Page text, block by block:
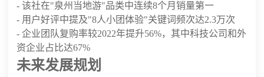
- 该社在"泉州当地游"品类中连续8个月销量第一
- 用户好评中提及"8人小团体验"关键词频次达2.3万次
- 企业团队复购率较2022年提升56%，其中科技公司和外
资企业占比达67%
未来发展规划